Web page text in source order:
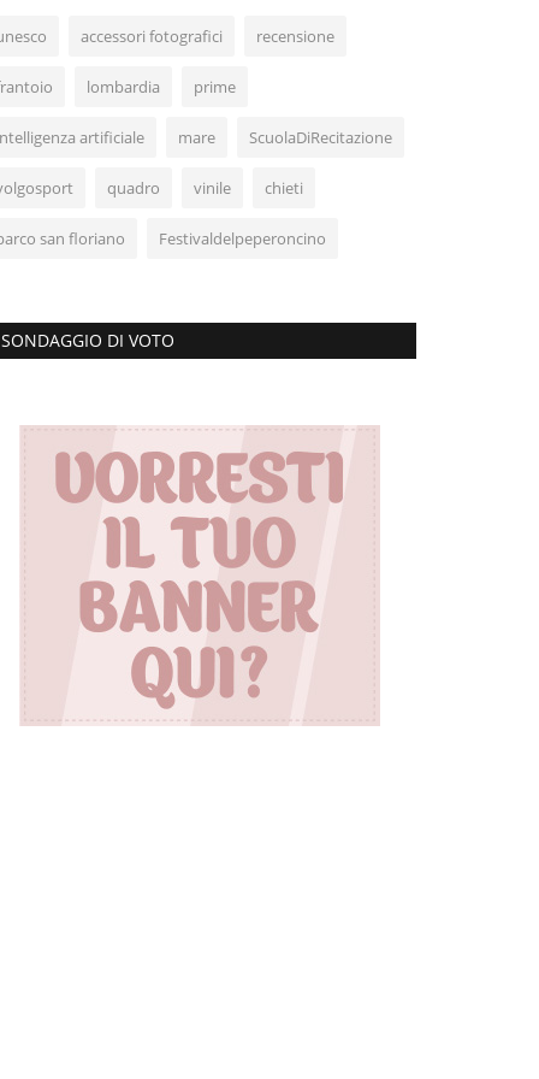
accessori fotografici recensione
lombardia prime
artificiale mare ScuolaDiRecitazione
quadro vinile chieti
san floriano Festivaldelpeperoncino
SONDAGGIO DI VOTO